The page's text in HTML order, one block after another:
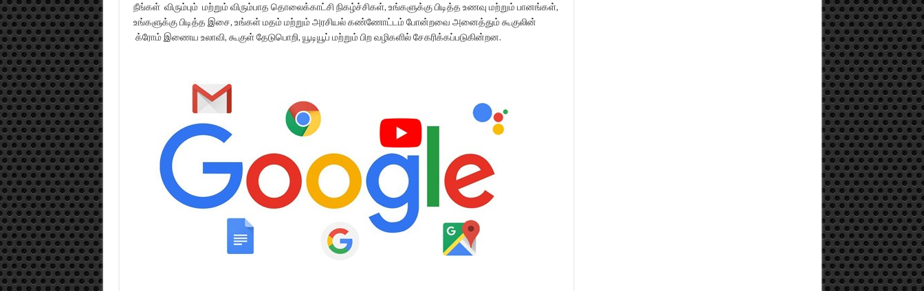
நீங்கள் விரும்பும் மற்றும் விரும்பாத தொலைக்காட்சி நிகழ்ச்சிகள், உங்களுக்கு பிடித்த உணவு மற்றும் பானங்கள்,
உங்களுக்கு பிடித்த இசை, உங்கள் மதம் மற்றும் அரசியல் கண்ணோட்டம் போன்றவை அனைத்தும் கூகுலின்
க்ரோம் இணைய உலாவி, கூகுள் தேடுபொறி, யூடியூப் மற்றும் பிற வழிகளில் சேகரிக்கப்படுகின்றன.